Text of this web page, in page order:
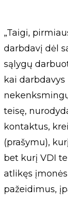
„Taigi,
darbdavį dėl
sąlygų
kai
teisę,
kontaktus,
(prašymu),
bet kurį VDI
atlikęs
pažeidimus,